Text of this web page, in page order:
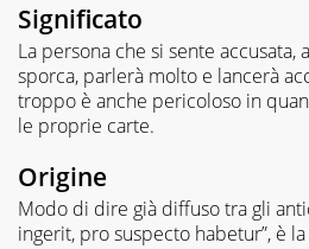
Significato
La persona che si sente accusata,
sporca, parlerà molto e lancerà
troppo è anche pericoloso in
le proprie carte.
Origine
Modo di dire già diffuso tra gli
ingerit, pro suspecto habetur”, è